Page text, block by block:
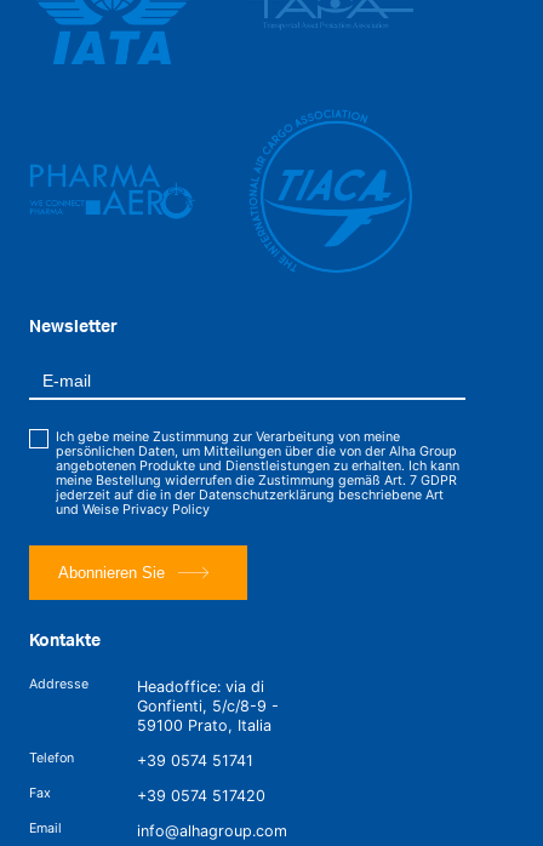
Newsletter
Ich gebe meine Zustimmung zur Verarbeitung von meine
persönlichen Daten, um Mitteilungen über die von der Alha Group
angebotenen Produkte und Dienstleistungen zu erhalten. Ich kann
meine Bestellung widerrufen die Zustimmung gemäß Art. 7 GDPR
jederzeit auf die in der Datenschutzerklärung beschriebene Art
und Weise Privacy Policy
Abonnieren Sie
Kontakte
Addresse
Headoffice: via di
Gonfienti, 5/c/8-9 -
59100 Prato, Italia
Telefon +39 0574 51741
Fax +39 0574 517420
Email info@alhagroup.com